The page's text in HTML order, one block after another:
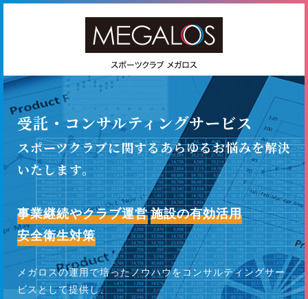
受託・コンサルティングサービス
スポーツクラブに関するあらゆるお悩みを解決
いたします。
事業継続やクラブ運営施設の有効活用
安全衛生対策
メガロスの運用で培ったノウハウをコンサルティングサー
ビスとして提供し、